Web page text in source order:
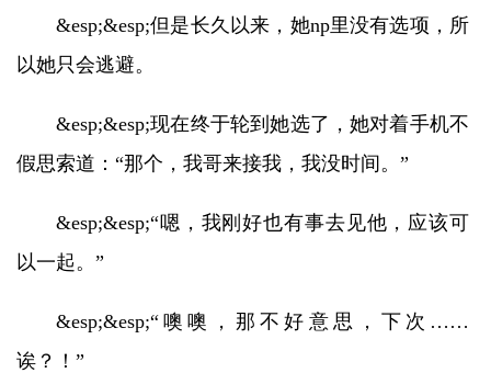
&esp;&esp;但是长久以来，她np里没有选项，所
以她只会逃避。
&esp;&esp;现在终于轮到她选了，她对着手机不
假思索道：“那个，我哥来接我，我没时间。”
&esp;&esp;“嗯，我刚好也有事去见他，应该可
以一起。”
&esp;&esp;“噢噢，那不好意思，下次……
诶？！”